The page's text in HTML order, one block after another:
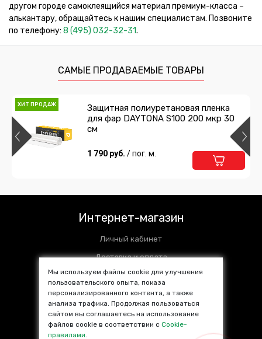
другом городе самоклеящийся материал премиум-класса –
алькантару, обращайтесь к нашим специалистам. Позвоните
по телефону: 8 (495) 032-32-31.
САМЫЕ ПРОДАВАЕМЫЕ ТОВАРЫ
ХИТ ПРОДАЖ
Защитная полиуретановая пленка
для фар DAYTONA S100 200 мкр 30
см
1 790 руб. / пог. м.
Интернет-магазин
Личный кабинет
Доставка и оплата
Установочные центры
Контакты
SALE %
Популярные товары
Мы используем файлы cookie для улучшения
пользовательского опыта, показа
персонализированного контента, а также
анализа трафика. Продолжая пользоваться
сайтом вы соглашаетесь на использование
файлов cookie в соответствии сCookie-
правилами.